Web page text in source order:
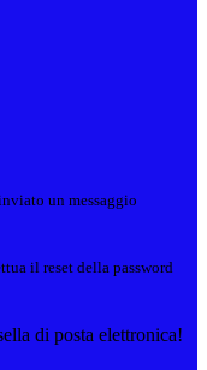
un messaggio
il reset della password
di posta elettronica!